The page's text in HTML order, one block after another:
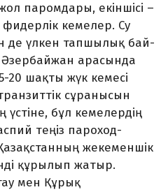
паромдары, екіншісі –
кемелер. Су
де үлкен тапшылық бай­
арасында
20 шақты жүк кемесі
сұранысын
үстіне, бұл кемелердің
теңіз пароход­
жекеменшік
құрылып жатыр.
мен Құрық